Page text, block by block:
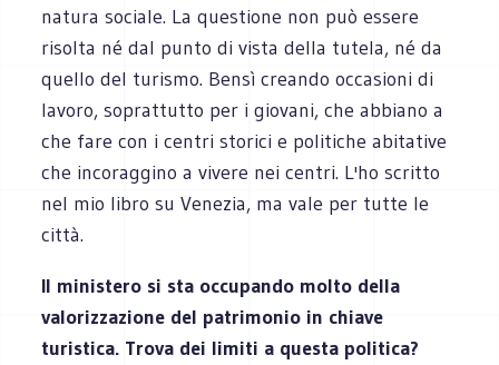
natura sociale. La questione non può essere
risolta né dal punto di vista della tutela, né da
quello del turismo. Bensì creando occasioni di
lavoro, soprattutto per i giovani, che abbiano a
che fare con i centri storici e politiche abitative
che incoraggino a vivere nei centri. L'ho scritto
nel mio libro su Venezia, ma vale per tutte le
città.
Il ministero si sta occupando molto della
valorizzazione del patrimonio in chiave
turistica. Trova dei limiti a questa politica?